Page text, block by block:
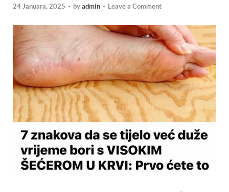
24 Januara, 2025 - byadmin - Leave a Comment